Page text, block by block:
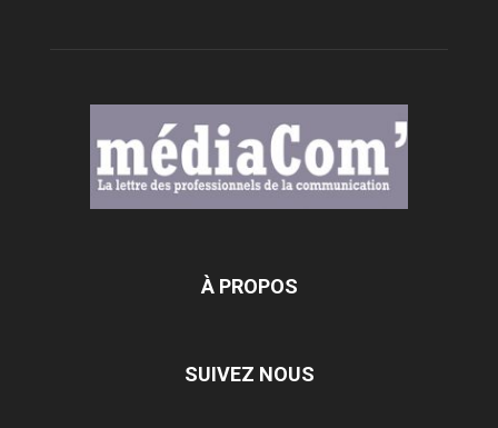
À PROPOS
SUIVEZ NOUS